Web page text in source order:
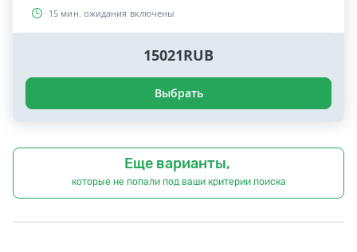
15 мин. ожидания включены
15021RUB
Выбрать
Еще варианты,
которые не попали под ваши критерии поиска